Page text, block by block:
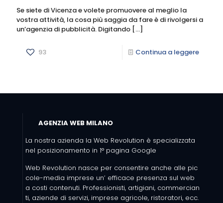
Se siete di Vicenza e volete promuovere al meglio la
vostra attività, la cosa più saggia da fare è di rivolgersi a
un’agenzia di pubblicità. Digitando […]
93 Continua a leggere
AGENZIA WEB MILANO
La nostra azienda la Web Revolution è specializzata
nel posizionamento in 1° pagina Google
Web Revolution nasce per consentire anche alle pic
cole-media imprese un’ efficace presenza sul web
a costi contenuti. Professionisti, artigiani, commercian
ti, aziende di servizi, imprese agricole, ristoratori, ecc.